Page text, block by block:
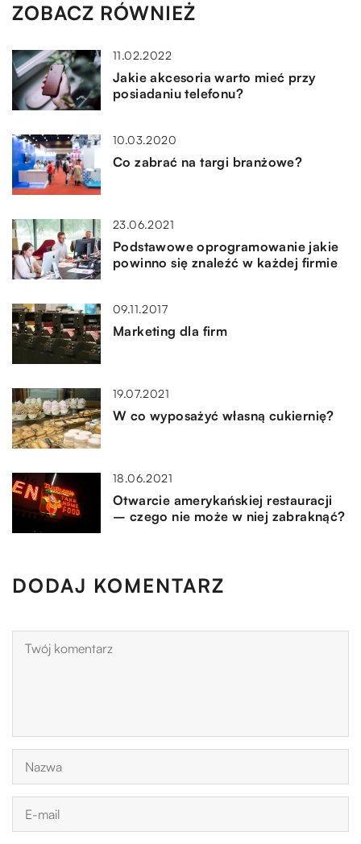
ZOBACZ RÓWNIEŻ
11.02.2022
Jakie akcesoria warto mieć przy
posiadaniu telefonu?
10.03.2020
Co zabrać na targi branżowe?
23.06.2021
Podstawowe oprogramowanie jakie
powinno się znaleźć w każdej firmie
09.11.2017
Marketing dla firm
19.07.2021
W co wyposażyć własną cukiernię?
18.06.2021
Otwarcie amerykańskiej restauracji
– czego nie może w niej zabraknąć?
DODAJ KOMENTARZ